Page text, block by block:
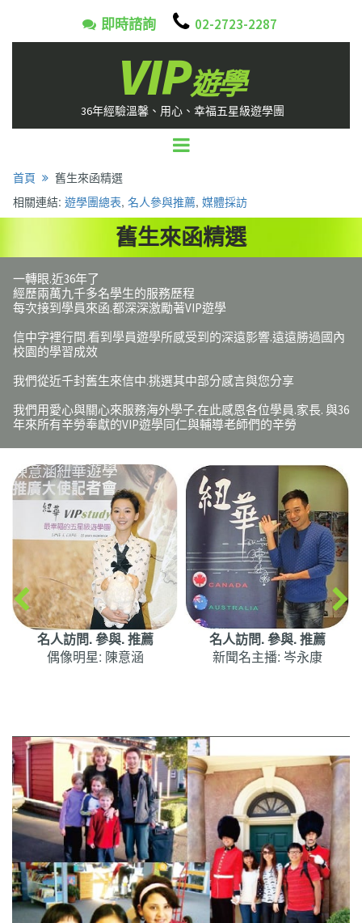
 即時諮詢  02-2723-2287
VIP遊學
36年經驗溫馨、用心、幸福五星級遊學團
首頁  舊生來函精選
相關連結: 遊學團總表, 名人參與推薦, 媒體採訪
舊生來函精選
一轉眼.近36年了
經歷兩萬九千多名學生的服務歷程
每次接到學員來函.都深深激勵著VIP遊學
信中字裡行間.看到學員遊學所感受到的深遠影響.遠遠勝過國內
校園的學習成效
我們從近千封舊生來信中.挑選其中部分感言與您分享
我們用愛心與關心來服務海外學子.在此感恩各位學員.家長. 與36
年來所有辛勞奉獻的VIP遊學同仁與輔導老師們的辛勞
名人訪問. 參與. 推薦
新聞名主播: 岑永康
名人訪問. 參與. 推薦
十大傑出女青年